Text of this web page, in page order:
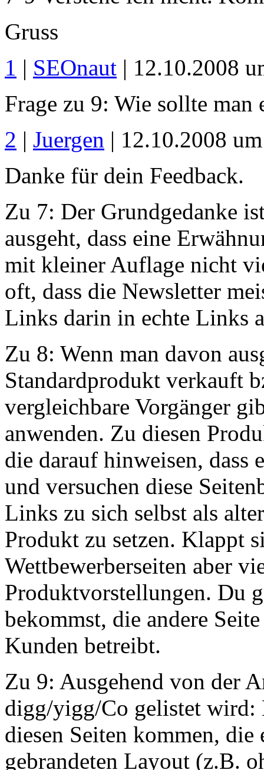
Gruss
1 | SEOnaut | 12.10.2008
Frage zu 9: Wie sollte man
2 | Juergen | 12.10.2008
Danke für dein Feedback.
Zu 7: Der Grundgedanke
ausgeht, dass eine
mit kleiner Auflage nicht
oft, dass die Newsletter
Links darin in echte Links
Zu 8: Wenn man davon
Standardprodukt verkauft
vergleichbare Vorgänger
anwenden. Zu diesen
die darauf hinweisen, dass
und versuchen diese
Links zu sich selbst als
Produkt zu setzen. Klappt
Wettbewerberseiten aber
Produktvorstellungen. Du
bekommst, die andere
Kunden betreibt.
Zu 9: Ausgehend von der
digg/yigg/Co gelistet wird:
diesen Seiten kommen,
gebrandeten Layout (z.B.